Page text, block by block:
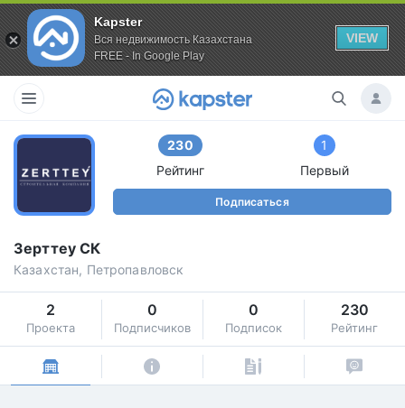
Kapster
Вся недвижимость Казахстана
FREE - In Google Play
VIEW
230
Рейтинг
1
Первый
Подписаться
Зерттеу СК
Казахстан, Петропавловск
2
Проекта
0
Подписчиков
0
Подписок
230
Рейтинг